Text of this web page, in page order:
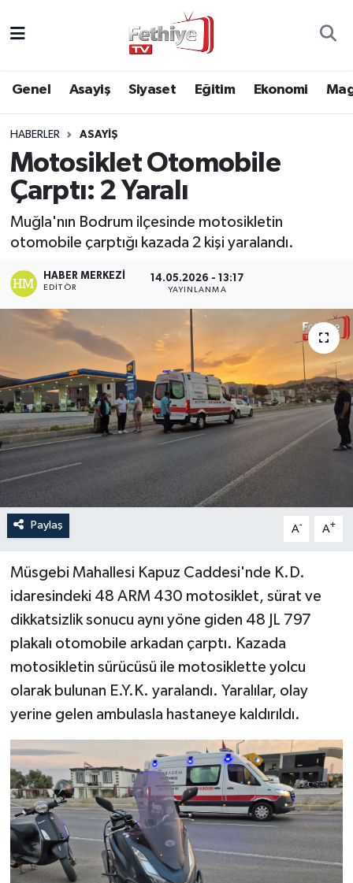
Genel Asayiş Siyaset Eğitim Ekonomi
HABERLER ASAYIŞ
Motosiklet Otomobile
Çarptı: 2 Yaralı
Muğla'nın Bodrum ilçesinde motosikletin
otomobile çarptığı kazada 2 kişi yaralandı.
HABER MERKEZI
EDITÖR
14.05.2026 - 13:17
YAYINLANMA
Paylaş A- A+
Müsgebi Mahallesi Kapuz Caddesi'nde K.D.
idaresindeki 48 ARM 430 motosiklet, sürat ve
dikkatsizlik sonucu aynı yöne giden 48 JL 797
plakalı otomobile arkadan çarptı. Kazada
motosikletin sürücüsü ile motosiklette yolcu
olarak bulunan E.Y.K. yaralandı. Yaralılar, olay
yerine gelen ambulasla hastaneye kaldırıldı.
Asayiş
Eğitim
Ekonomi
Spor
Turizm
Muğla Hava Durumu
Muğla Namaz Vakitleri
Muğla Trafik Yoğunluk Haritası
Süper Lig Puan Durumu ve Fikstür
Haber Arşivi